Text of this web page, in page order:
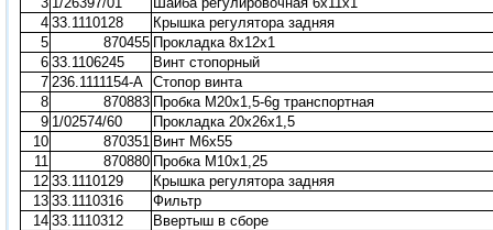
4 33.1110128
Крышка регулятора задняя
5
870455 Прокладка 8х12х1
6 33.1106245
Винт стопорный
7 236.1111154-А Стопор винта
8
870883 Пробка М20х1,5-6g транспортная
9 1/02574/60
Прокладка 20х26х1,5
10
870351 Винт М6х55
11
870880 Пробка М10х1,25
12 33.1110129
Крышка регулятора задняя
13 33.1110316
Фильтр
14 33.1110312
Ввертыш в сборе